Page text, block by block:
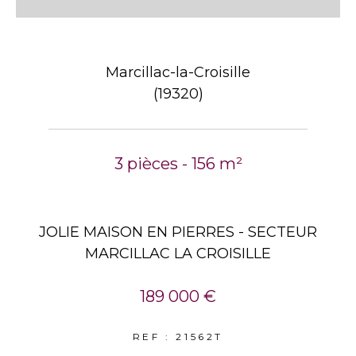
Marcillac-la-Croisille
(19320)
3 pièces - 156 m²
JOLIE MAISON EN PIERRES - SECTEUR
MARCILLAC LA CROISILLE
189 000 €
REF : 21562T